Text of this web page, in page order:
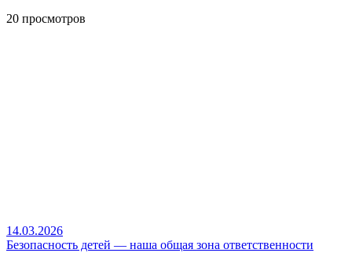
20 просмотров
14.03.2026
Безопасность детей — наша общая зона ответственности